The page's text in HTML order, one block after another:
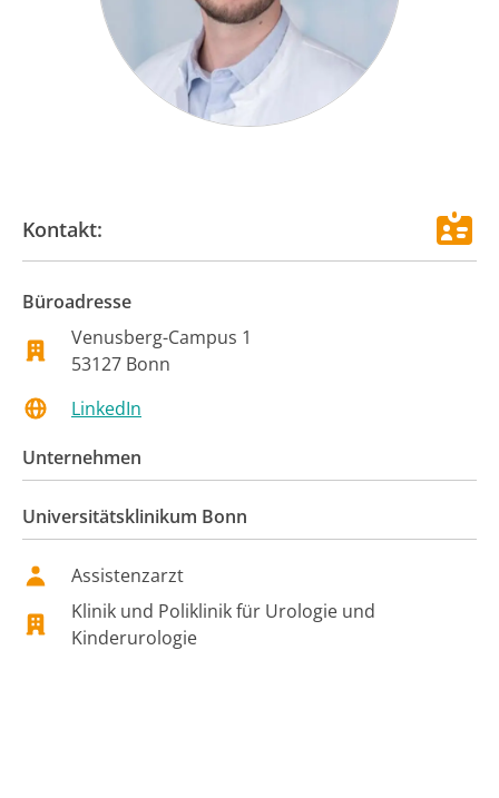
Kontakt:
Büroadresse
Venusberg-Campus 1
53127 Bonn
LinkedIn
Unternehmen
Universitätsklinikum Bonn
Assistenzarzt
Klinik und Poliklinik für Urologie und
Kinderurologie